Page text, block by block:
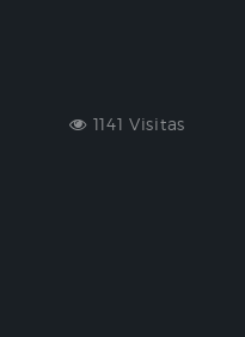
1141 Visitas